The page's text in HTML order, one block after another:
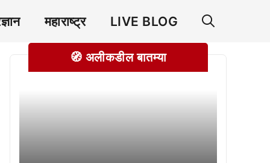
महाराष्ट्र LIVE BLOG
🧭 अलीकडील बातम्या